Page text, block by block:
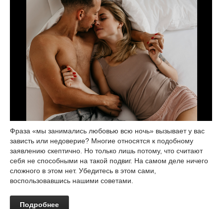
Фраза «мы занимались любовью всю ночь» вызывает у вас
зависть или недоверие? Многие относятся к подобному
заявлению скептично. Но только лишь потому, что считают
себя не способными на такой подвиг. На самом деле ничего
сложного в этом нет. Убедитесь в этом сами,
воспользовавшись нашими советами.
Подробнее